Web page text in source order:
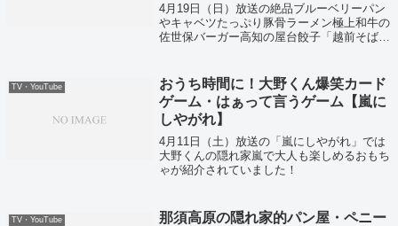
4月19日（日）放送の絶品ブルーベリーパン
やキャベツたっぷり豚骨ラーメン極上和牛の
佐世保バーガー高知の屋台餃子「越前そば」
いました！
TV・YouTube
おうち時間に！大野くん爆笑カード
ゲーム・はぁって言うゲーム【嵐に
しやがれ】
4月11日（土）放送の「嵐にしやがれ」では
大野くんの隠れ家嵐で大人も楽しめるおもち
ゃが紹介されていました！
TV・YouTube
那須高原の隠れ家的パン屋・ペニー